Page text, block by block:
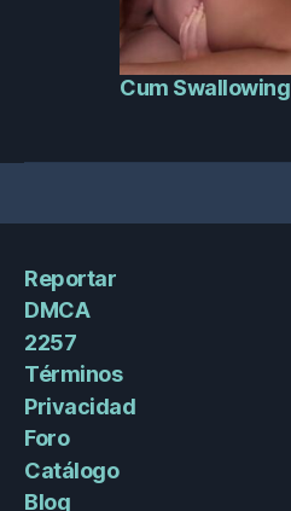
Cum Swallowing
Reportar
DMCA
2257
Términos
Privacidad
Foro
Catálogo
Blog